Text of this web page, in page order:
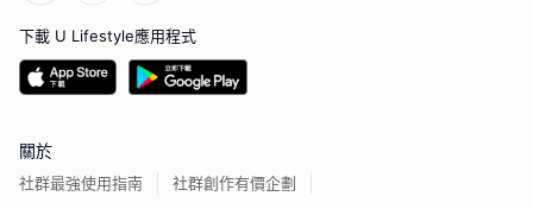
下載 U Lifestyle應用程式
關於
社群最強使用指南
社群創作有價企劃